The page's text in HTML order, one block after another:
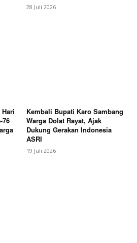
NOW
28 Juli 2026
76
Kembali Bupati Karo Sambang
Warga Dolat Rayat, Ajak
Dukung Gerakan Indonesia
ASRI
19 Juli 2026